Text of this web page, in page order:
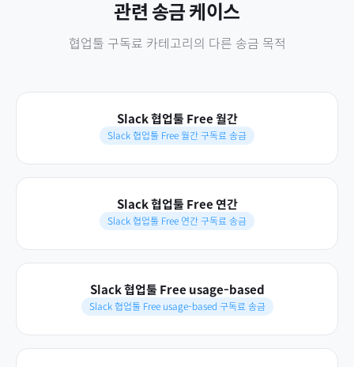
관련 송금 케이스
협업툴 구독료 카테고리의 다른 송금 목적
Slack 협업툴 Free 월간
Slack 협업툴 Free 월간 구독료 송금
Slack 협업툴 Free 연간
Slack 협업툴 Free 연간 구독료 송금
Slack 협업툴 Free usage-based
Slack 협업툴 Free usage-based 구독료 송금